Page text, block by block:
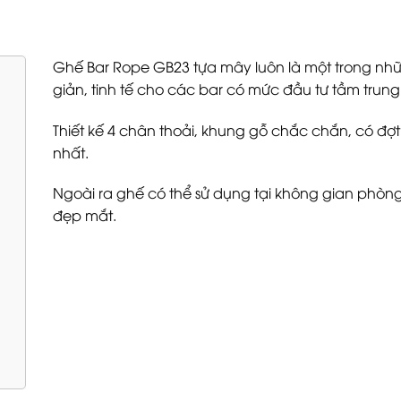
Ghế Bar Rope GB23 tựa mây luôn là một trong
giản, tinh tế cho các bar có mức đầu tư tầm
Thiết kế 4 chân thoải, khung gỗ chắc chắn, có
nhất.
Ngoài ra ghế có thể sử dụng tại không gian
đẹp mắt.